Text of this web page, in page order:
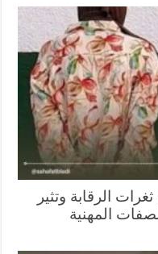
وتثير
المهنية